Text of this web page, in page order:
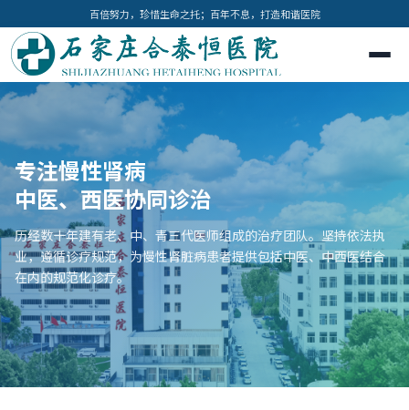
百倍努力，珍惜生命之托；百年不息，打造和谐医院
专注慢性肾病
中医、西医协同诊治
历经数十年建有老、中、青三代医师组成的治疗团队。坚持依法执
业，遵循诊疗规范，为慢性肾脏病患者提供包括中医、中西医结合
在内的规范化诊疗。